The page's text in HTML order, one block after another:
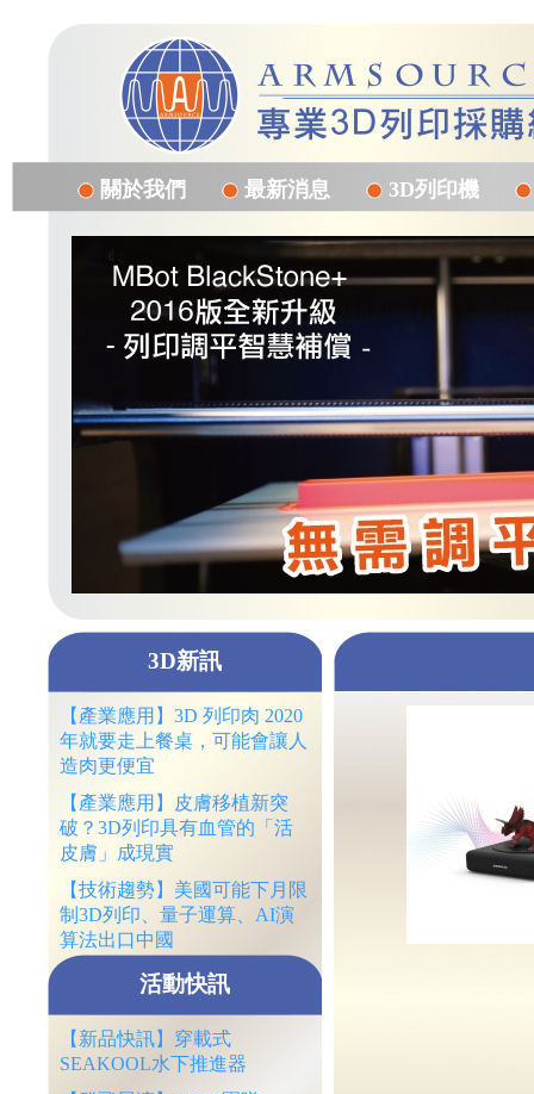
關於我們 最新消息 3D列印機
3D新訊
【產業應用】3D 列印肉 2020
年就要走上餐桌，可能會讓人
造肉更便宜
【產業應用】皮膚移植新突
破？3D列印具有血管的「活
皮膚」成現實
【技術趨勢】美國可能下月限
制3D列印、量子運算、AI演
算法出口中國
活動快訊
【新品快訊】穿載式
SEAKOOL水下推進器